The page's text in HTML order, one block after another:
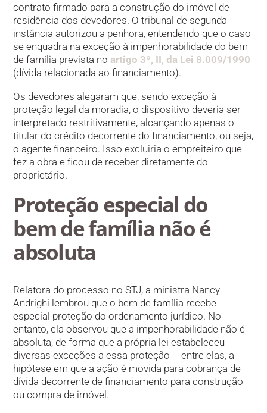
contrato firmado para a construção do imóvel de
residência dos devedores. O tribunal de segunda
instância autorizou a penhora, entendendo que o caso
se enquadra na exceção à impenhorabilidade do bem
de família prevista no artigo 3º, II, da Lei 8.009/1990
(dívida relacionada ao financiamento).
Os devedores alegaram que, sendo exceção à
proteção legal da moradia, o dispositivo deveria ser
interpretado restritivamente, alcançando apenas o
titular do crédito decorrente do financiamento, ou seja,
o agente financeiro. Isso excluiria o empreiteiro que
fez a obra e ficou de receber diretamente do
proprietário.
Proteção especial do
bem de família não é
absoluta
Relatora do processo no STJ, a ministra Nancy
Andrighi lembrou que o bem de família recebe
especial proteção do ordenamento jurídico. No
entanto, ela observou que a impenhorabilidade não é
absoluta, de forma que a própria lei estabeleceu
diversas exceções a essa proteção – entre elas, a
hipótese em que a ação é movida para cobrança de
dívida decorrente de financiamento para construção
ou compra de imóvel.